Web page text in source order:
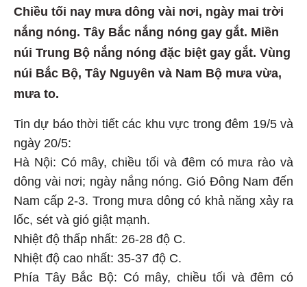
Chiều tối nay mưa dông vài nơi, ngày mai trời
nắng nóng. Tây Bắc nắng nóng gay gắt. Miền
núi Trung Bộ nắng nóng đặc biệt gay gắt. Vùng
núi Bắc Bộ, Tây Nguyên và Nam Bộ mưa vừa,
mưa to.
Tin dự báo thời tiết các khu vực trong đêm 19/5 và
ngày 20/5:
Hà Nội: Có mây, chiều tối và đêm có mưa rào và
dông vài nơi; ngày nắng nóng. Gió Đông Nam đến
Nam cấp 2-3. Trong mưa dông có khả năng xảy ra
lốc, sét và gió giật mạnh.
Nhiệt độ thấp nhất: 26-28 độ C.
Nhiệt độ cao nhất: 35-37 độ C.
Phía Tây Bắc Bộ: Có mây, chiều tối và đêm có